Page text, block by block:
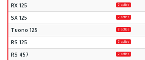
RX 125 2 acties
SX 125 2 acties
Tuono 125 2 acties
RS 125 2 acties
RS 457 2 acties